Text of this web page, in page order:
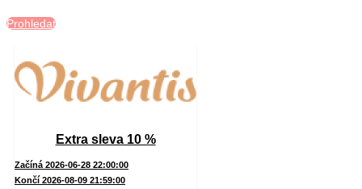
Prohledat
Extra sleva 10 %
Začíná 2026-06-28 22:00:00
Končí 2026-08-09 21:59:00